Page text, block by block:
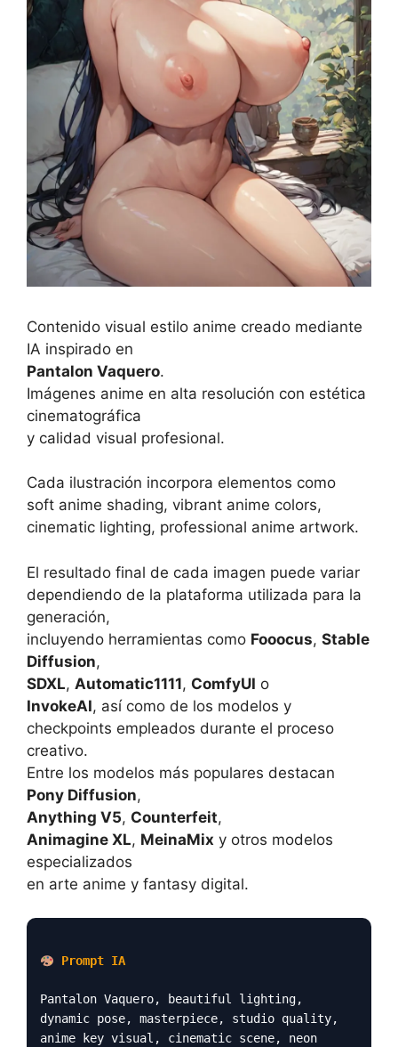
Contenido visual estilo anime creado mediante
IA inspirado en
Pantalon Vaquero.
Imágenes anime en alta resolución con estética
cinematográfica
y calidad visual profesional.
Cada ilustración incorpora elementos como
soft anime shading, vibrant anime colors,
cinematic lighting, professional anime artwork.
El resultado final de cada imagen puede variar
dependiendo de la plataforma utilizada para la
generación,
incluyendo herramientas como Fooocus, Stable
Diffusion,
SDXL, Automatic1111, ComfyUI o
InvokeAI, así como de los modelos y
checkpoints empleados durante el proceso
creativo.
Entre los modelos más populares destacan
Pony Diffusion,
Anything V5, Counterfeit,
Animagine XL, MeinaMix y otros modelos
especializados
en arte anime y fantasy digital.
Prompt IA
Pantalon Vaquero, beautiful lighting,
dynamic pose, masterpiece, studio quality,
anime key visual, cinematic scene, neon